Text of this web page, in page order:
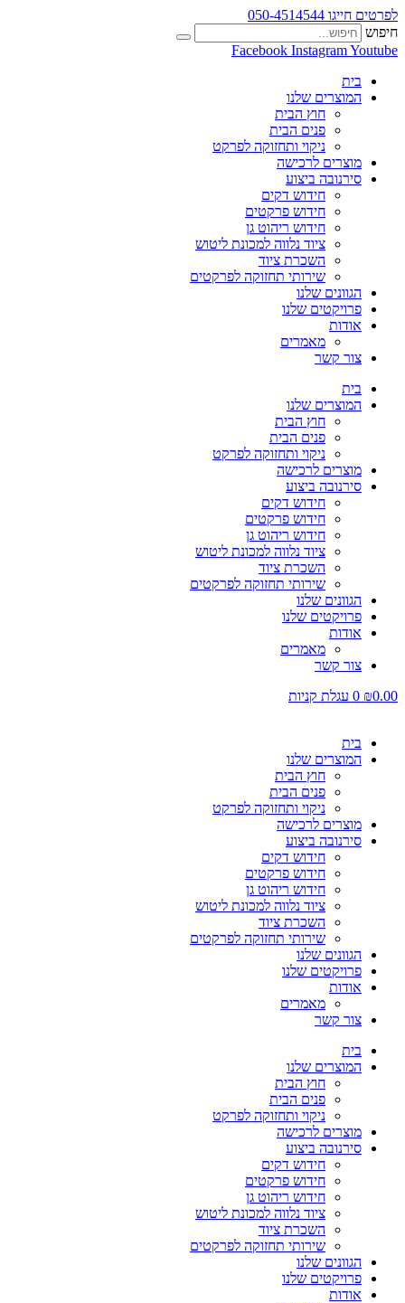
לפרטים חייגו 050-4514544
חיפוש
Facebook InstagramYoutube
בית
המוצרים שלנו
חוץ הבית
פנים הבית
ניקוי ותחזוקה לפרקט
מוצרים לרכישה
סירנובה ביצוע
חידוש דקים
חידוש פרקטים
חידוש ריהוט גן
ציוד נלווה למכונת ליטוש
השכרת ציוד
שירותי תחזוקה לפרקטים
הגוונים שלנו
פרויקטים שלנו
אודות
מאמרים
צור קשר
בית
המוצרים שלנו
חוץ הבית
פנים הבית
ניקוי ותחזוקה לפרקט
מוצרים לרכישה
סירנובה ביצוע
חידוש דקים
חידוש פרקטים
חידוש ריהוט גן
ציוד נלווה למכונת ליטוש
השכרת ציוד
שירותי תחזוקה לפרקטים
הגוונים שלנו
פרויקטים שלנו
אודות
מאמרים
צור קשר
₪0.00
0 עגלת קניות
בית
המוצרים שלנו
חוץ הבית
פנים הבית
ניקוי ותחזוקה לפרקט
מוצרים לרכישה
סירנובה ביצוע
חידוש דקים
חידוש פרקטים
חידוש ריהוט גן
ציוד נלווה למכונת ליטוש
השכרת ציוד
שירותי תחזוקה לפרקטים
הגוונים שלנו
פרויקטים שלנו
אודות
מאמרים
צור קשר
בית
המוצרים שלנו
חוץ הבית
פנים הבית
ניקוי ותחזוקה לפרקט
מוצרים לרכישה
סירנובה ביצוע
חידוש דקים
חידוש פרקטים
חידוש ריהוט גן
ציוד נלווה למכונת ליטוש
השכרת ציוד
שירותי תחזוקה לפרקטים
הגוונים שלנו
פרויקטים שלנו
אודות